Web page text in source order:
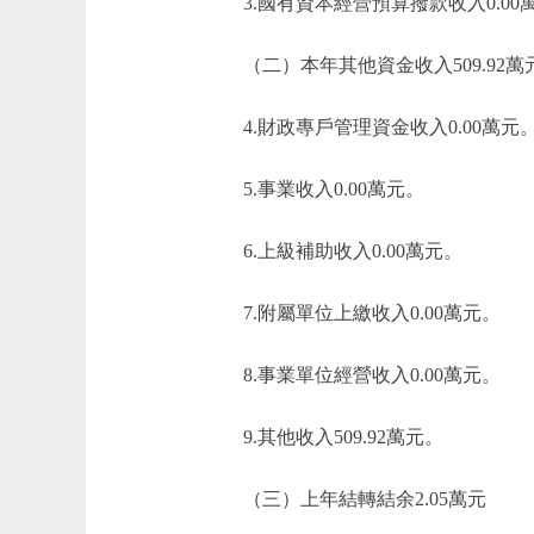
（二）本年其他資金收入509.92萬
4.財政專戶管理資金收入0.00萬元。
5.事業收入0.00萬元。
6.上級補助收入0.00萬元。
7.附屬單位上繳收入0.00萬元。
8.事業單位經營收入0.00萬元。
9.其他收入509.92萬元。
（三）上年結轉結余2.05萬元